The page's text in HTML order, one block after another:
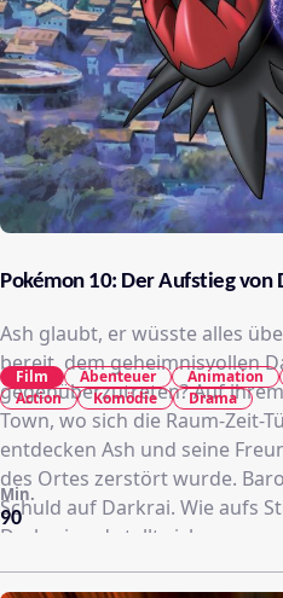
Pokémon 10: Der Aufstieg von
Ash glaubt, er wüsste alles
bereit, dem geheimnisvollen
gegenüberzutreten? Auf
Town, wo sich die Raum-Zeit-
entdecken Ash und seine
des Ortes zerstört wurde.
Schuld auf Darkrai. Wie aufs
Darkrai und stellt sich
Was genau ist Darkrai?
90
Min.
Film Abenteuer Animation
Action
Komödie Drama